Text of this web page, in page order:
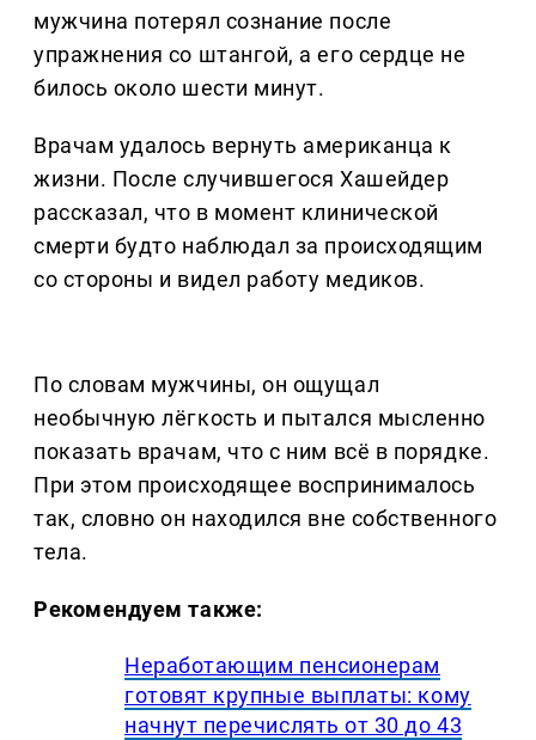
мужчина потерял сознание после
упражнения со штангой, а его сердце не
билось около шести минут.
Врачам удалось вернуть американца к
жизни. После случившегося Хашейдер
рассказал, что в момент клинической
смерти будто наблюдал за происходящим
со стороны и видел работу медиков.
По словам мужчины, он ощущал
необычную лёгкость и пытался мысленно
показать врачам, что с ним всё в порядке.
При этом происходящее воспринималось
так, словно он находился вне собственного
тела.
Рекомендуем также:
Неработающим пенсионерам
готовят крупные выплаты: кому
начнут перечислять от 30 до 43